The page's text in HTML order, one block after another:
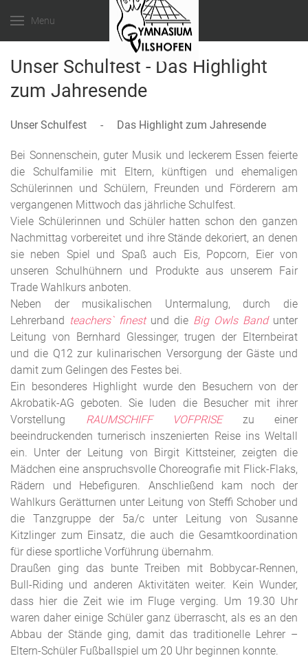
Menu
Unser Schulfest - Das Highlight
zum Jahresende
Unser Schulfest - Das Highlight zum Jahresende
Bei Sonnenschein, guter Musik und leckerem Essen feierte
die Schulfamilie mit Eltern, künftigen und ehemaligen
Schülerinnen und Schülern, Freunden und Förderern am
vergangenen Mittwoch das jährliche Schulfest.
Viele Schülerinnen und Schüler hatten schon den ganzen
Nachmittag vorbereitet und ihre Stände dekoriert, an denen
sie neben Spiel und Spaß auch Eis, Popcorn, Eier von
unseren Schulhühnern und Produkte aus unserem Fair
Trade Wahlkurs anboten.
Neben der musikalischen Untermalung, durch die
Lehrerband teachers` finest und die Big Owls Bandunter
Leitung von Bernhard Glessinger, trugen der Elternbeirat
und die Q12 zur kulinarischen Versorgung der Gäste und
damit zum Gelingen des Festes bei.
Ein besonderes Highlight wurde den Besuchern von der
Akrobatik-AG geboten. Sie luden die Besucher mit ihrer
Vorstellung RAUMSCHIFF VOFPRISE zu einer
beeindruckenden turnerisch inszenierten Reise ins Weltall
ein. Unter der Leitung von Birgit Kittsteiner, zeigten die
Mädchen eine anspruchsvolle Choreografie mit Flick-Flaks,
Rädern und Hebefiguren. Anschließend kam noch der
Wahlkurs Gerätturnen unter Leitung von Steffi Schober und
die Tanzgruppe der 5a/c unter Leitung von Susanne
Kitzlinger zum Einsatz, die auch die Gesamtkoordination
für diese sportliche Vorführung übernahm.
Draußen ging das bunte Treiben mit Bobbycar-Rennen,
Bull-Riding und anderen Aktivitäten weiter. Kein Wunder,
dass hier die Zeit wie im Fluge verging. Um 19.30 Uhr
waren daher einige Schüler ganz überrascht, als es an den
Abbau der Stände ging, damit das traditionelle Lehrer –
Eltern-Schüler Fußballspiel um 20 Uhr beginnen konnte.